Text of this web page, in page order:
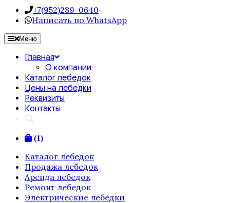
+7(952)289-0640
Написать по WhatsApp
Меню
Главная
О компании
Каталог лебедок
Цены на лебедки
Реквизиты
Контакты
(1)
Каталог лебедок
Продажа лебедок
Аренда лебедок
Ремонт лебедок
Электрические лебедки